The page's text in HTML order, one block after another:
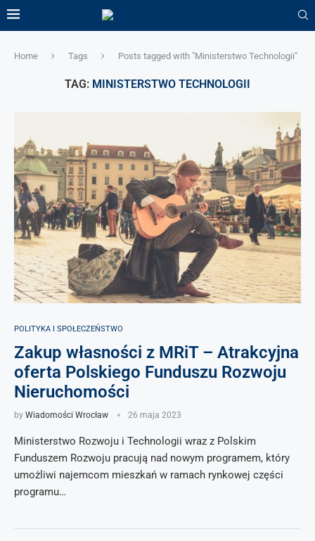
Home Tags Posts tagged with "Ministerstwo Technologii"
TAG: MINISTERSTWO TECHNOLOGII
POLITYKA I SPOŁECZEŃSTWO
Zakup własności z MRiT – Atrakcyjna
oferta Polskiego Funduszu Rozwoju
Nieruchomości
by Wiadomości Wrocław 26 maja 2023
Ministerstwo Rozwoju i Technologii wraz z Polskim
Funduszem Rozwoju pracują nad nowym programem, który
umożliwi najemcom mieszkań w ramach rynkowej części
programu…